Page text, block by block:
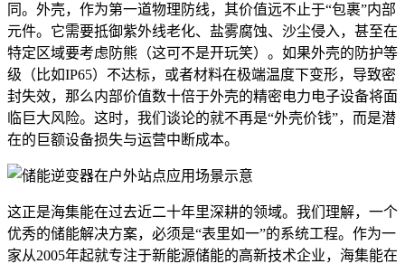
同。外壳，作为第一道物理防线，其价值远不止于“包裹”内部
元件。它需要抵御紫外线老化、盐雾腐蚀、沙尘侵入，甚至在
特定区域要考虑防熊（这可不是开玩笑）。如果外壳的防护等
级（比如IP65）不达标，或者材料在极端温度下变形，导致密
封失效，那么内部价值数十倍于外壳的精密电力电子设备将面
临巨大风险。这时，我们谈论的就不再是“外壳价钱”，而是潜
在的巨额设备损失与运营中断成本。
这正是海集能在过去近二十年里深耕的领域。我们理解，一个
优秀的储能解决方案，必须是“表里如一”的系统工程。作为一
家从2005年起就专注于新能源储能的高新技术企业，海集能在